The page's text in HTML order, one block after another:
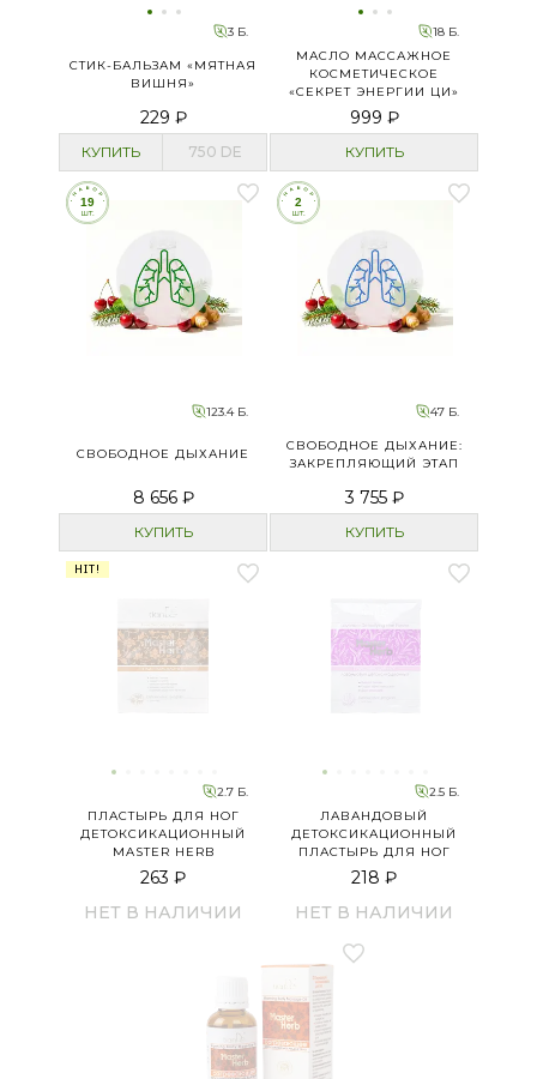
3 Б.
СТИК-БАЛЬЗАМ «МЯТНАЯ
ВИШНЯ»
229 ₽
КУПИТЬ 750 DE
18 Б.
МАСЛО МАССАЖНОЕ
КОСМЕТИЧЕСКОЕ
«СЕКРЕТ ЭНЕРГИИ ЦИ»
999 ₽
КУПИТЬ
123.4 Б.
СВОБОДНОЕ ДЫХАНИЕ
8 656 ₽
КУПИТЬ
47 Б.
СВОБОДНОЕ ДЫХАНИЕ:
ЗАКРЕПЛЯЮЩИЙ ЭТАП
3 755 ₽
КУПИТЬ
HIT!
2.7 Б.
ПЛАСТЫРЬ ДЛЯ НОГ
ДЕТОКСИКАЦИОННЫЙ
MASTER HERB
263 ₽
НЕТ В НАЛИЧИИ
2.5 Б.
ЛАВАНДОВЫЙ
ДЕТОКСИКАЦИОННЫЙ
ПЛАСТЫРЬ ДЛЯ НОГ
218 ₽
НЕТ В НАЛИЧИИ